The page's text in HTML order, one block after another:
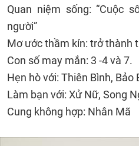
Quan niệm sống: “Cuộc
người”
Mơ ước thầm kín: trở thành
Con số may mắn: 3 -4 và 7.
Hẹn hò với: Thiên Bình, Bảo
Làm bạn với: Xử Nữ, Song
Cung không hợp: Nhân Mã